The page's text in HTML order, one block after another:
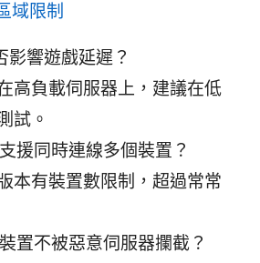
域限制
影響遊戲延遲？
高負載伺服器上，建議在低
試。
援同時連線多個裝置？
本有裝置數限制，超過常常
置不被惡意伺服器攔截？